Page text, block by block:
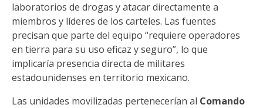
laboratorios de drogas y atacar directamente a
miembros y líderes de los carteles. Las fuentes
precisan que parte del equipo “requiere operadores
en tierra para su uso eficaz y seguro”, lo que
implicaría presencia directa de militares
estadounidenses en territorio mexicano.
Las unidades movilizadas pertenecerían al Comando